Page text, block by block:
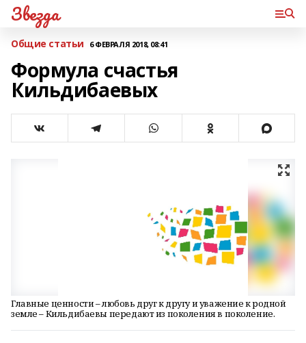
Звезда
Общие статьи 6 ФЕВРАЛЯ 2018, 08:41
Формула счастья
Кильдибаевых
Главные ценности – любовь друг к другу и уважение к родной
земле – Кильдибаевы передают из поколения в поколение.